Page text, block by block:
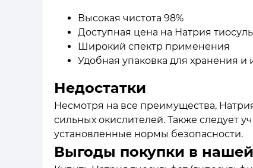
Высокая чистота 98%
Доступная цена на Натрия
Широкий спектр применения
Удобная упаковка для хранения и
Недостатки
Несмотря на все преимущества,
сильных окислителей. Также следует
установленные нормы безопасности.
Выгоды покупки в